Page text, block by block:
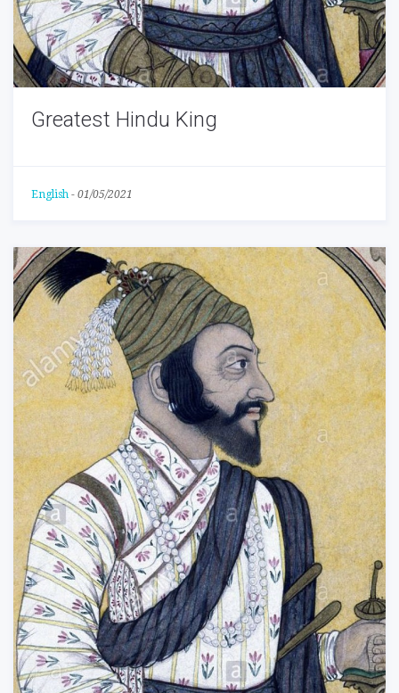
Greatest Hindu King
English - 01/05/2021